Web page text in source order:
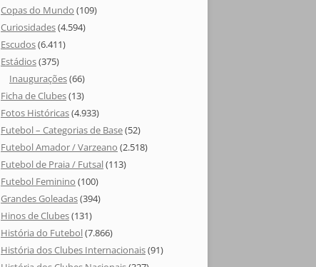
Copas do Mundo (109)
Curiosidades(4.594)
Escudos(6.411)
Estádios(375)
Inaugurações(66)
Ficha de Clubes(13)
Fotos Históricas(4.933)
Futebol – Categorias de Base(52)
Futebol Amador / Varzeano (2.518)
Futebol de Praia / Futsal(113)
Futebol Feminino (100)
Grandes Goleadas(394)
Hinos de Clubes(131)
História do Futebol(7.866)
História dos Clubes Internacionais(91)